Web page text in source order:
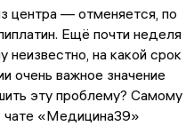
центра — отменяется, по
Ещё почти неделя
неизвестно, на какой срок
очень важное значение
эту проблему? Самому
чате «Медицина39»